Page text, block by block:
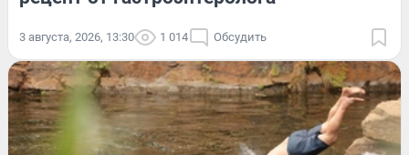
3 августа, 2026, 13:30 1 014 Обсудить